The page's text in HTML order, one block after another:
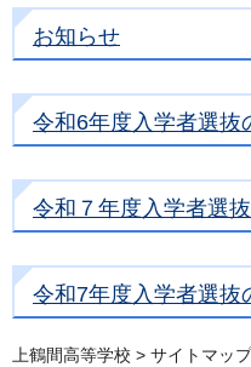
お知らせ
令和6年度入学者選抜
令和７年度入学者選
令和7年度入学者選抜
上鶴間高等学校 > サイトマップ